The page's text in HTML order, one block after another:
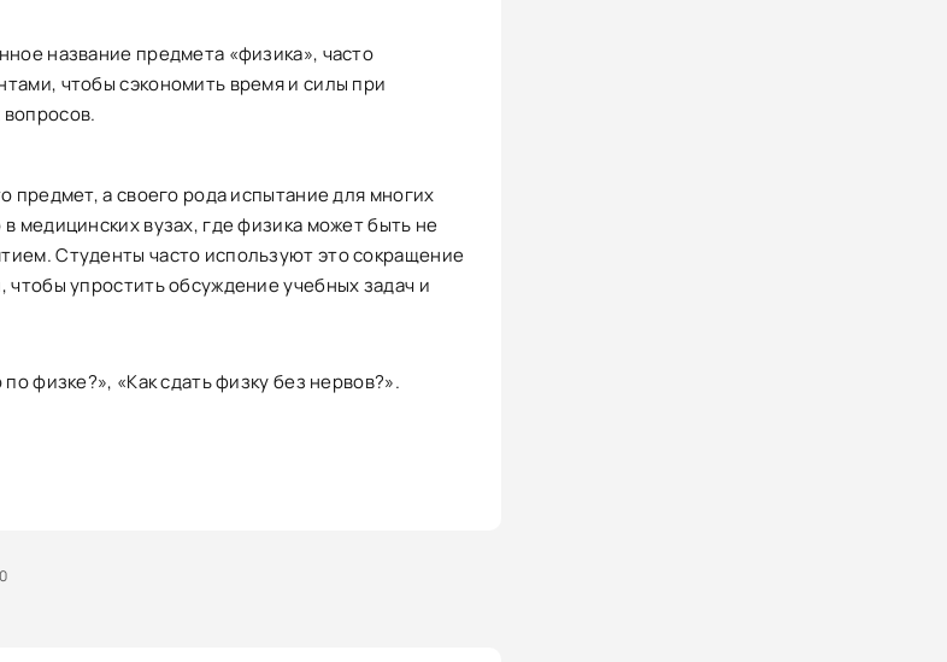
название предмета «физика», часто
чтобы сэкономить время и силы при
предмет, а своего рода испытание для многих
медицинских вузах, где физика может быть не
Студенты часто используют это сокращение
чтобы упростить обсуждение учебных задач и
физке?», «Как сдать физку без нервов?».